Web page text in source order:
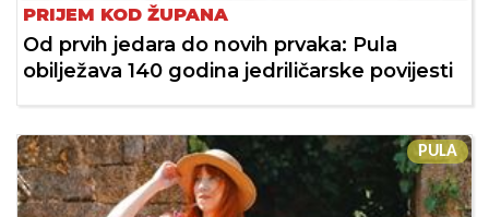
PRIJEM KOD ŽUPANA
Od prvih jedara do novih prvaka: Pula
obilježava 140 godina jedriličarske povijesti
PULA